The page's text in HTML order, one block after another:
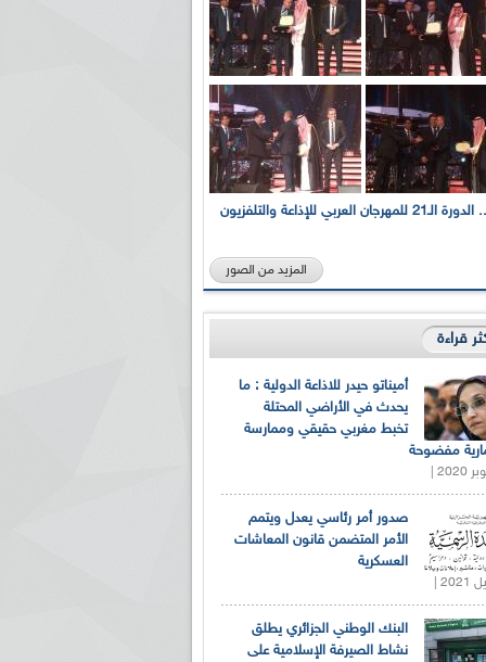
بالصور... الدورة الـ21 للمهرجان العربي للإذاعة والتلفزيون
المزيد من الصور
قراءة
أميناتو حيدر للاذاعة الدولية : ما
يحدث في الأراضي المحتلة
تخبط مغربي حقيقي وممارسة
مفضوحة
صدور أمر رئاسي يعدل ويتمم
الأمر المتضمن قانون المعاشات
العسكرية
البنك الوطني الجزائري يطلق
نشاط الصيرفة الإسلامية على